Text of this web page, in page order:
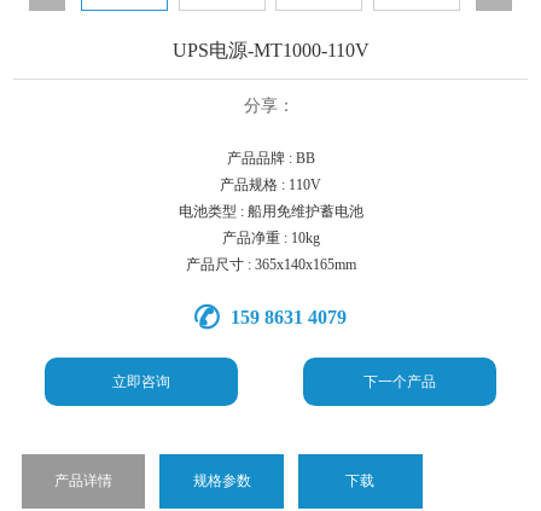
UPS电源-MT1000-110V
分享：
产品品牌 : BB
产品规格 : 110V
电池类型 : 船用免维护蓄电池
产品净重 : 10kg
产品尺寸 : 365x140x165mm
159 8631 4079
立即咨询 下一个产品
产品详情 规格参数 下载